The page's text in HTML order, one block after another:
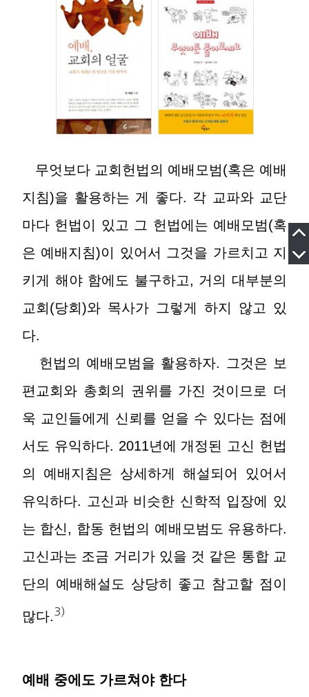
무엇보다 교회헌법의 예배모범(혹은 예배
지침)을 활용하는 게 좋다. 각 교파와 교단
마다 헌법이 있고 그 헌법에는 예배모범(혹
은 예배지침)이 있어서 그것을 가르치고 지
키게 해야 함에도 불구하고, 거의 대부분의
교회(당회)와 목사가 그렇게 하지 않고 있
다.
헌법의 예배모범을 활용하자. 그것은 보
편교회와 총회의 권위를 가진 것이므로 더
욱 교인들에게 신뢰를 얻을 수 있다는 점에
서도 유익하다. 2011년에 개정된 고신 헌법
의 예배지침은 상세하게 해설되어 있어서
유익하다. 고신과 비슷한 신학적 입장에 있
는 합신, 합동 헌법의 예배모범도 유용하다.
고신과는 조금 거리가 있을 것 같은 통합 교
단의 예배해설도 상당히 좋고 참고할 점이
많다.3)
예배 중에도 가르쳐야 한다